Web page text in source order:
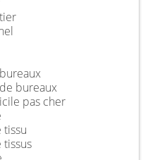
bureaux
pas cher
tissu
tissus